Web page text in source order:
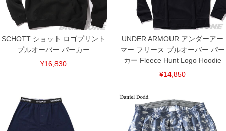
※商品によって若干のサイズの誤差がございます。また、お客様がご使用の環境（コ
ンピュータ画面）によって、商品の色味が若干異なる場合がございます。予めご了承
ください。
舗からのお取り寄せ等により、お客様にご迷惑をお掛けしてしまう場合がございま
す。そのようなことがない様最大限に努めておりますが、もしあった場合速やかにご
SCHOTT ショット ロゴプリント
プルオーバー パーカー
¥16,830
UNDER ARMOUR アンダーアー
マー フリース プルオーバー パー
カー Fleece Hunt Logo Hoodie
¥14,850